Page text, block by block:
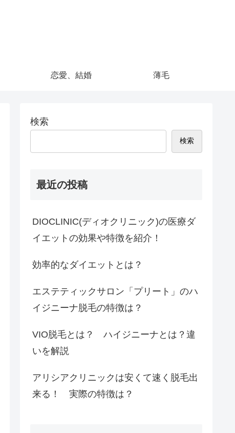
恋愛、結婚 薄毛
検索
検索
最近の投稿
DIOCLINIC(ディオクリニック)の医療ダ
イエットの効果や特徴を紹介！
効率的なダイエットとは？
エステティックサロン「プリート」のハ
イジニーナ脱毛の特徴は？
VIO脱毛とは？ ハイジニーナとは？違
いを解説
アリシアクリニックは安くて速く脱毛出
来る！ 実際の特徴は？